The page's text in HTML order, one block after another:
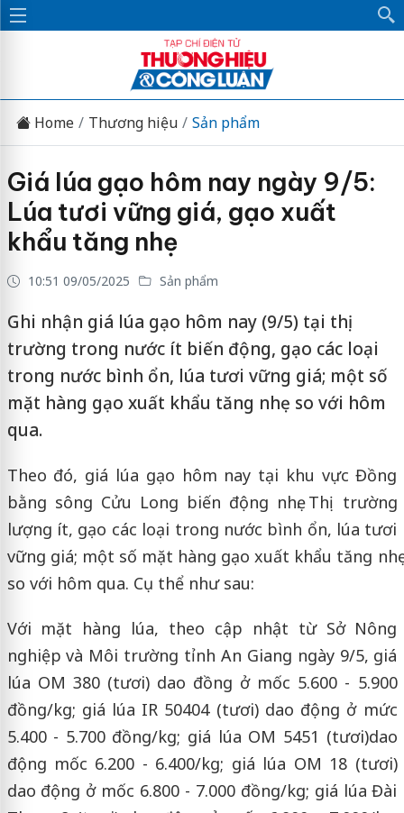
Home Thương hiệu Sản phẩm
Giá lúa gạo hôm nay ngày 9/5:
Lúa tươi vững giá, gạo xuất
khẩu tăng nhẹ
10:51 09/05/2025 Sản phẩm
Ghi nhận giá lúa gạo hôm nay (9/5) tại thị
trường trong nước ít biến động, gạo các loại
trong nước bình ổn, lúa tươi vững giá; một số
mặt hàng gạo xuất khẩu tăng nhẹ so với hôm
qua.
Theo đó, giá lúa gạo hôm nay tại khu vực Đồng
bằng sông Cửu Long biến động nhẹ. Thị trường
lượng ít, gạo các loại trong nước bình ổn, lúa tươi
vững giá; một số mặt hàng gạo xuất khẩu tăng nhẹ
so với hôm qua. Cụ thể như sau:
Với mặt hàng lúa, theo cập nhật từ Sở Nông
nghiệp và Môi trường tỉnh An Giang ngày 9/5, giá
lúa OM 380 (tươi) dao đồng ở mốc 5.600 - 5.900
đồng/kg; giá lúa IR 50404 (tươi) dao động ở mức
5.400 - 5.700 đồng/kg; giá lúa OM 5451 (tươi)dao
động mốc 6.200 - 6.400/kg; giá lúa OM 18 (tươi)
dao động ở mốc 6.800 - 7.000 đồng/kg; giá lúa Đài